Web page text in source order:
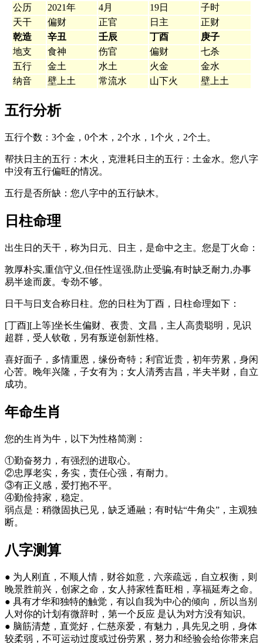
公历 2021年 4月 19日
子时
天干
偏财 正官 日主
正财
乾造
辛丑 壬辰 丁酉
庚子
地支
食神 伤官 偏财
七杀
五行
金土 水土 火金
金水
纳音
壁上土 常流水 山下火 壁上土
五行分析
五行个数：3个金，0个木，2个水，1个火，2个土。
帮扶日主的五行：木火，克泄耗日主的五行：土金水。您八字
中没有五行偏旺的情况。
五行是否所缺：您八字中的五行缺木。
日柱命理
出生日的天干，称为日元、日主，是命中之主。您是丁火命：
敦厚朴实,重信守义,但任性逞强,防止受骗,有时缺乏耐力,办事
易半途而废。专劲不够。
日干与日支合称日柱。您的日柱为丁酉，日柱命理如下：
[丁酉][上等]坐长生偏财、夜贵、文昌，主人高贵聪明，见识
超群，受人钦敬，另有叛逆创新性格。
喜好面子，多情重恩，缘份奇特；利官近贵，初年劳累，身闲
心苦。晚年兴隆，子女有为；女人清秀吉昌，半夫半财，自立
成功。
年命生肖
您的生肖为牛，以下为性格简测：
①勤奋努力，有强烈的进取心。
②忠厚老实，务实，责任心强，有耐力。
③有正义感，爱打抱不平。
④勤俭持家，稳定。
弱点是：稍微固执已见，缺乏通融；有时钻“牛角尖”，主观独
断。
八字测算
● 为人刚直，不顺人情，财谷如意，六亲疏远，自立权衡，则
晚景胜前兴，创家之命，女人持家牲畜旺相，享福延寿之命。
● 具有才华和独特的触觉，有以自我为中心的倾向，所以当别
人对你的计划有微辞时，第一个反应 是认为对方没有知识。
● 脑筋清楚，直觉好，仁慈亲爱，有魅力，具先见之明，身体
较柔弱，不可运动过度或过份劳累，努力和经验会给你带来启